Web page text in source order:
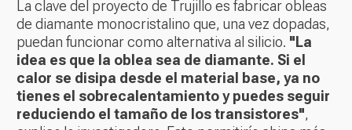
La clave del proyecto de Trujillo es fabricar obleas
de diamante monocristalino que, una vez dopadas,
puedan funcionar como alternativa al silicio. "La
idea es que la oblea sea de diamante. Si el
calor se disipa desde el material base, ya no
tienes el sobrecalentamiento y puedes seguir
reduciendo el tamaño de los transistores",